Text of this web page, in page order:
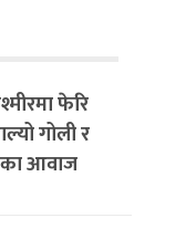
फेरि
गोली र
आवाज